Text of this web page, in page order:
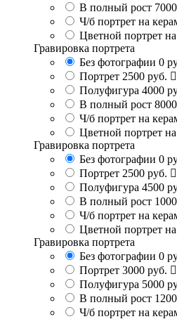
В полный рост
Ч/б портрет на
Цветной портрет
Гравировка портрета
Без фотографии 0
Портрет 2500 руб.
Полуфигура 4000
В полный рост
Ч/б портрет на
Цветной портрет
Гравировка портрета
Без фотографии 0
Портрет 2500 руб.
Полуфигура 4500
В полный рост
Ч/б портрет на
Цветной портрет
Гравировка портрета
Без фотографии 0
Портрет 3000 руб.
Полуфигура 5000
В полный рост
Ч/б портрет на